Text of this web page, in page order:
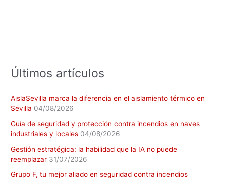
Últimos artículos
AislaSevilla marca la diferencia en el aislamiento térmico en
Sevilla 04/08/2026
Guía de seguridad y protección contra incendios en naves
industriales y locales 04/08/2026
Gestión estratégica: la habilidad que la IA no puede
reemplazar 31/07/2026
Grupo F, tu mejor aliado en seguridad contra incendios